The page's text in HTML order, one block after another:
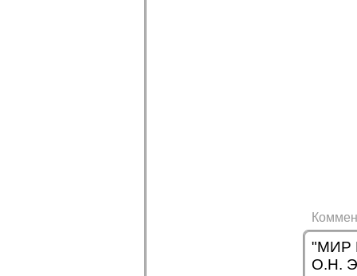
"МИР
О.Н.